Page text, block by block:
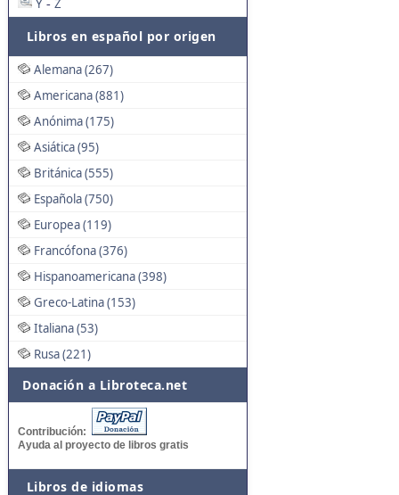
Y - Z
Libros en español por origen
Alemana (267)
Americana (881)
Anónima (175)
Asiática (95)
Británica (555)
Española (750)
Europea (119)
Francófona (376)
Hispanoamericana (398)
Greco-Latina (153)
Italiana (53)
Rusa (221)
Donación a Libroteca.net
Contribución:
Ayuda al proyecto de libros gratis
Libros de idiomas